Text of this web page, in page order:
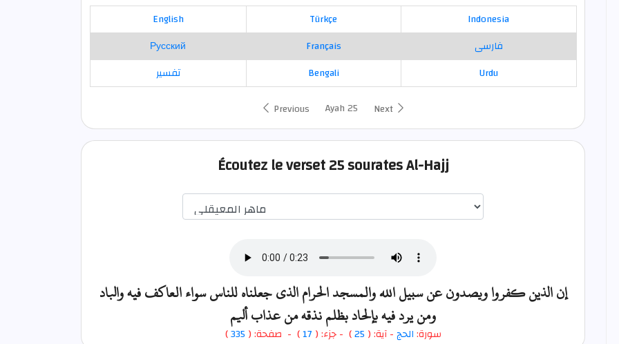
English
Türkçe
Indonesia
Русский
Français
فارسی
تفسير
Bengali
Urdu
Previous
Ayah 25 Next
Écoutez le verset 25 sourates Al-Hajj
إن الذين كفروا ويصدون عن سبيل الله والمسجد الحرام الذي جعلناه للناس سواء العاكف فيه والباد
ومن يرد فيه بإلحاد بظلم نذقه من عذاب أليم
سورة:الحج- آية: ( 25
) - جزء: ( 17) - صفحة: ( 335
)